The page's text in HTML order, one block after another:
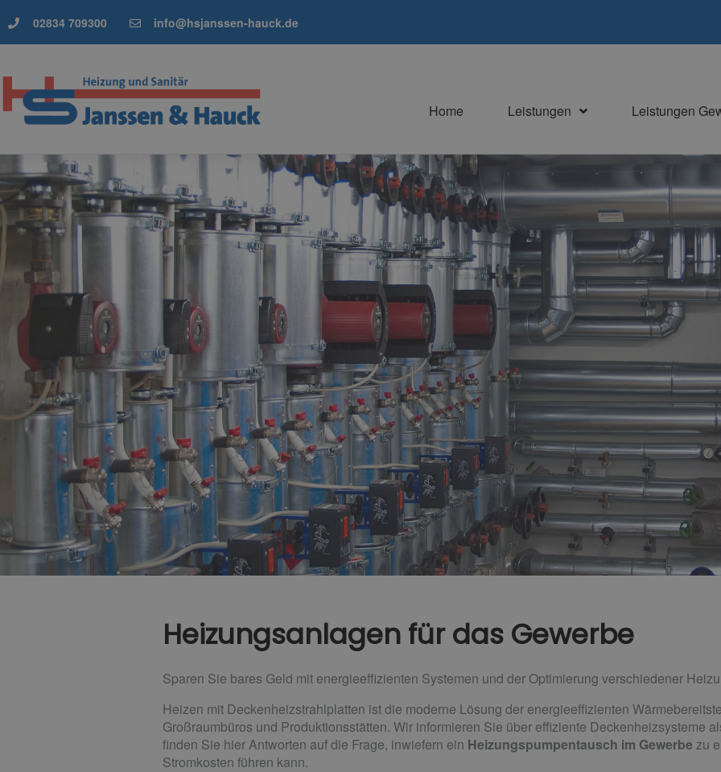
02834 709300 info@hsjanssen-hauck.de
Home Leistungen Leistungen
Heizungsanlagen für das Gewerbe
Sparen Sie bares Geld mit energieeffizienten Systemen und der Optimierung verschiedener
Heizen mit Deckenheizstrahlplatten ist die moderne Lösung der energieeffizienten
Großraumbüros und Produktionsstätten. Wir informieren Sie über effiziente Deckenheizsysteme
finden Sie hier Antworten auf die Frage, inwiefern ein Heizungspumpentausch im Gewerbe zu
Stromkosten führen kann.